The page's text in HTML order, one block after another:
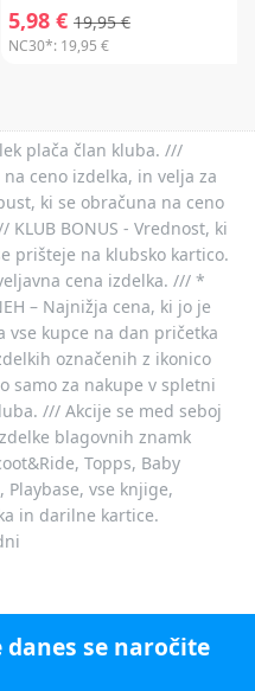
5,98 € 19,95 €
NC30*: 19,95 €
plača član kluba. ///
na ceno izdelka, in velja za
ki se obračuna na ceno
BONUS - Vrednost, ki
prišteje na klubsko kartico.
cena izdelka. /// *
– Najnižja cena, ki jo je
vse kupce na dan pričetka
označenih z ikonico
samo za nakupe v spletni
/// Akcije se med seboj
blagovnih znamk
Topps, Baby
Playbase, vse knjige,
in darilne kartice.
danes se naročite